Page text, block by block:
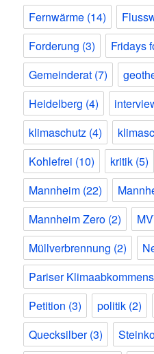
Fernwärme (14)
Forderung (3) Fridays
Gemeinderat (7)
Heidelberg (4)
klimaschutz (4)
Kohlefrei (10) kritik (5)
Mannheim (22)
Mannheim Zero (2)
Müllverbrennung (2)
Pariser Klimaabkommens
Petition (3) politik (2)
Quecksilber(3)